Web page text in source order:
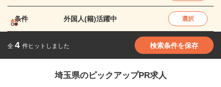
条件 外国人(籍)活躍中 選択
全 4 件ヒットしました 検索条件を保存
埼玉県のピックアップPR求人